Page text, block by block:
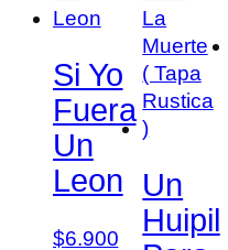
Si Yo
Fuera
Un
Leon
$6.900
Un
Huipil